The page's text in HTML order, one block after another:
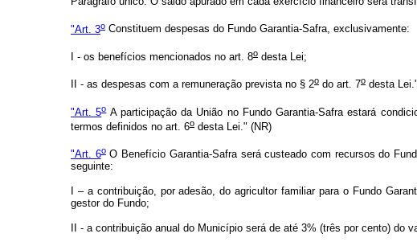
"Art. 3o Constituem despesas do Fundo Garantia-Safra, exclusivamente:
I - os benefícios mencionados no art. 8o desta Lei;
II - as despesas com a remuneração prevista no § 2o do art. 7o desta
"Art. 5oA participação da União no Fundo Garantia-Safra estará
termos definidos no art. 6o desta Lei." (NR)
"Art. 6oO Benefício Garantia-Safra será custeado com recursos do
seguinte:
I – a contribuição, por adesão, do agricultor familiar para o Fundo
gestor do Fundo;
II - a contribuição anual do Município será de até 3% (três por cento)